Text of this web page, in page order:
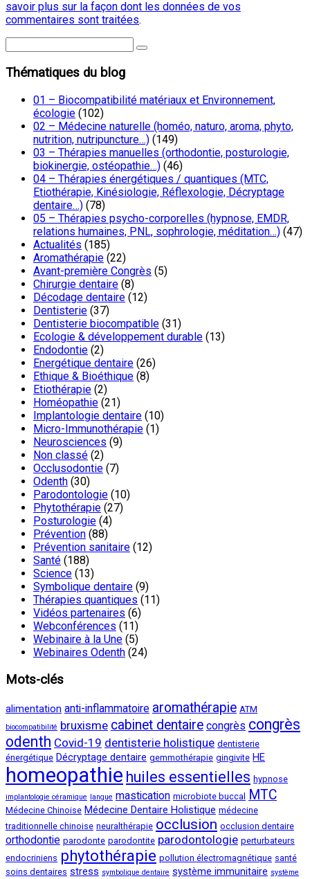
savoir plus sur la façon dont les données de vos
commentaires sont traitées.
Thématiques du blog
01 – Biocompatibilité matériaux et Environnement,
écologie (102)
02 – Médecine naturelle (homéo, naturo, aroma, phyto,
nutrition, nutripuncture…) (149)
03 – Thérapies manuelles (orthodontie, posturologie,
biokinergie, ostéopathie…) (46)
04 – Thérapies énergétiques / quantiques (MTC,
Etiothérapie, Kinésiologie, Réflexologie, Décryptage
dentaire…) (78)
05 – Thérapies psycho-corporelles (hypnose, EMDR,
relations humaines, PNL, sophrologie, méditation…) (47)
Actualités (185)
Aromathérapie (22)
Avant-première Congrès (5)
Chirurgie dentaire (8)
Décodage dentaire (12)
Dentisterie (37)
Dentisterie biocompatible (31)
Ecologie & développement durable (13)
Endodontie (2)
Energétique dentaire (26)
Ethique & Bioéthique (8)
Etiothérapie (2)
Homéopathie (21)
Implantologie dentaire (10)
Micro-Immunothérapie (1)
Neurosciences (9)
Non classé (2)
Occlusodontie (7)
Odenth (30)
Parodontologie (10)
Phytothérapie (27)
Posturologie (4)
Prévention (88)
Prévention sanitaire (12)
Santé (188)
Science (13)
Symbolique dentaire (9)
Thérapies quantiques (11)
Vidéos partenaires (6)
Webconférences (11)
Webinaire à la Une (5)
Webinaires Odenth (24)
Mots-clés
alimentation anti-inflammatoire aromathérapie ATM
biocompatibilité bruxisme cabinet dentaire congrès congrès
odenth Covid-19 dentisterie holistique dentisterie
énergétique Décryptage dentaire gemmothérapie gingivite HE
homeopathie huiles essentielles hypnose
implantologie céramique langue mastication microbiote buccal MTC
Médecine Chinoise Médecine Dentaire Holistique médecine
traditionnelle chinoise neuralthérapie occlusion occlusion dentaire
orthodontie parodonte parodontite parodontologie perturbateurs
endocriniens phytothérapie pollution électromagnétique santé
soins dentaires stress symbolique dentaire système immunitaire système